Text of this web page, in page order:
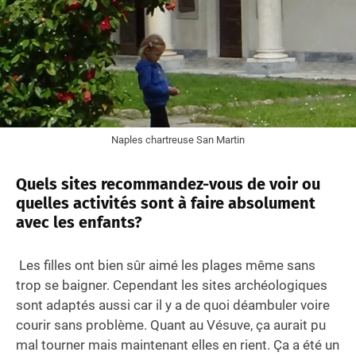
Naples chartreuse San Martin
Quels sites recommandez-vous de voir ou
quelles activités sont à faire absolument
avec les enfants?
Les filles ont bien sûr aimé les plages même sans
trop se baigner. Cependant les sites archéologiques
sont adaptés aussi car il y a de quoi déambuler voire
courir sans problème. Quant au Vésuve, ça aurait pu
mal tourner mais maintenant elles en rient. Ça a été un